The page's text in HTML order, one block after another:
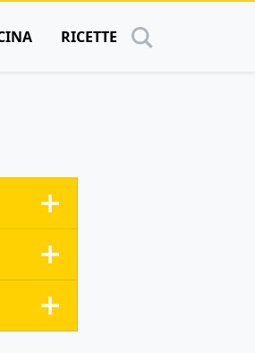
RICETTE